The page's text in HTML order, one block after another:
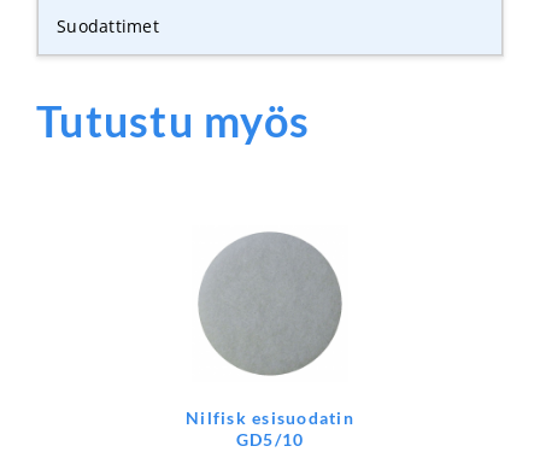
Suodattimet
Tutustu myös
Nilfisk esisuodatin
GD5/10